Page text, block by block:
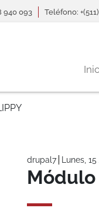
940 093 Teléfono:
drupal7 Lunes,